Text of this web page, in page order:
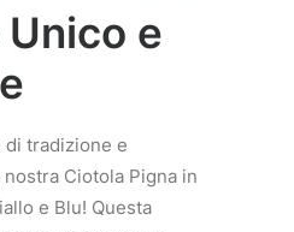
e
tradizione e
Ciotola Pigna in
e Blu! Questa